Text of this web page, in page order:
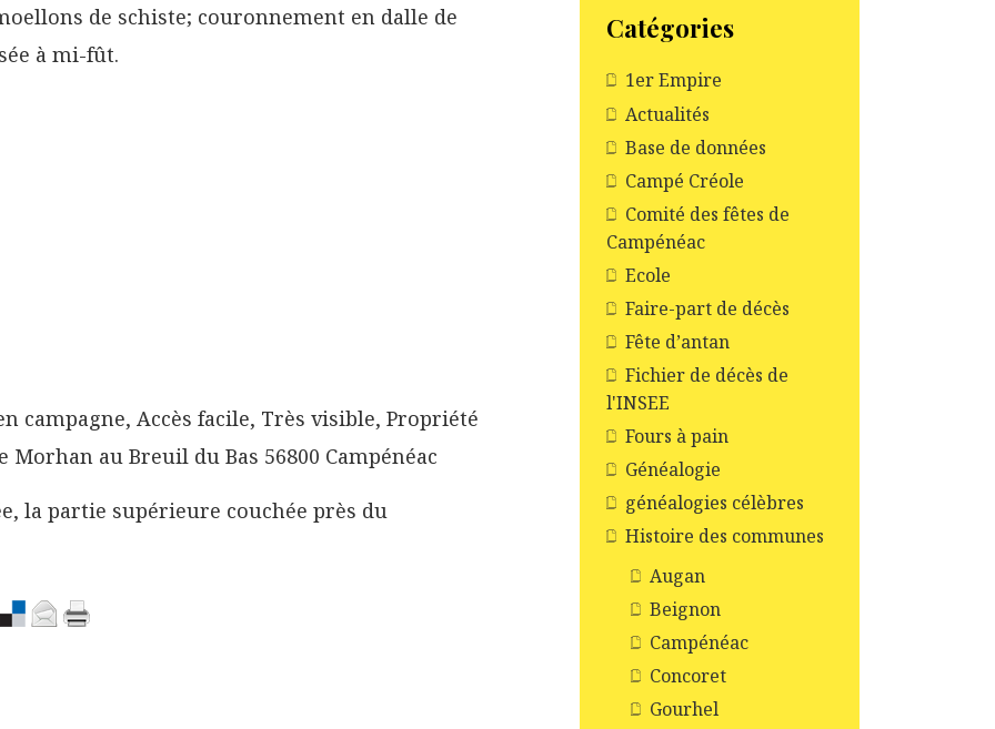
de schiste; couronnement en dalle de
à mi-fût.
campagne, Accès facile, Très visible, Propriété
au Breuil du Bas 56800 Campénéac
la partie supérieure couchée près du
Catégories
1er Empire
Actualités
Base de données
Campé Créole
Comité des fêtes de
Campénéac
Ecole
Faire-part de décès
Fête d’antan
Fichier de décès de
l'INSEE
Fours à pain
Généalogie
généalogies célèbres
Histoire des communes
Augan
Beignon
Campénéac
Concoret
Gourhel